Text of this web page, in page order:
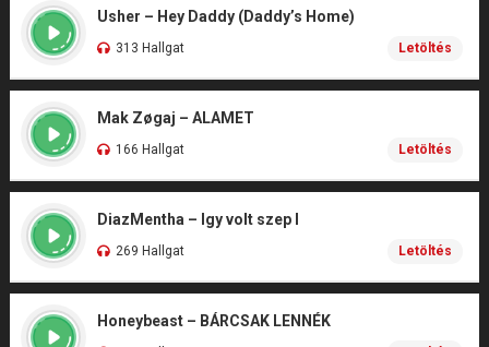
Usher – Hey Daddy (Daddy’s Home)
313 Hallgat Letöltés
Mak Zøgaj – ALAMET
166 Hallgat Letöltés
DiazMentha – Igy volt szep I
269 Hallgat Letöltés
Honeybeast – BÁRCSAK LENNÉK